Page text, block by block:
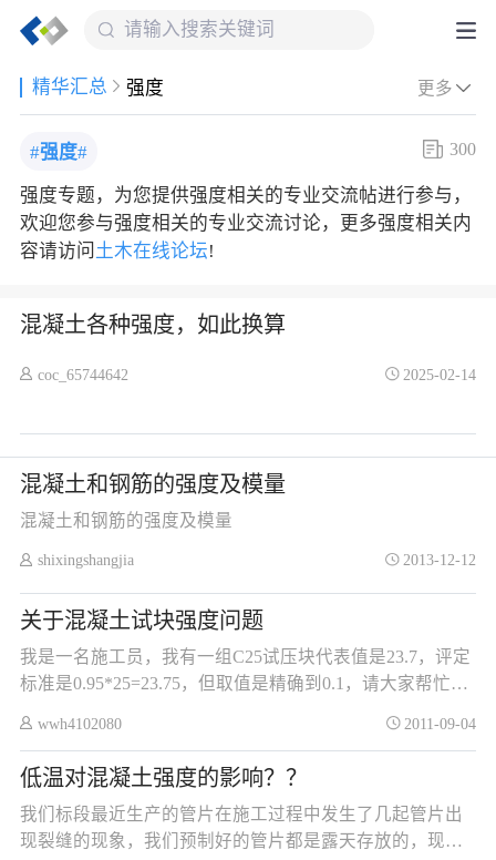
精华汇总 强度 更多
#强度# 300
强度专题，为您提供强度相关的专业交流帖进行参与，
欢迎您参与强度相关的专业交流讨论，更多强度相关内
容请访问 土木在线论坛!
混凝土各种强度，如此换算
coc_65744642 2025-02-14
混凝土和钢筋的强度及模量
混凝土和钢筋的强度及模量
shixingshangjia
2013-12-12
关于混凝土试块强度问题
我是一名施工员，我有一组C25试压块代表值是23.7，评定
标准是0.95*25=23.75，但取值是精确到0.1，请大家帮忙，
wwh4102080 2011-09-04
低温对混凝土强度的影响？？
我们标段最近生产的管片在施工过程中发生了几起管片出
现裂缝的现象，我们预制好的管片都是露天存放的，现在